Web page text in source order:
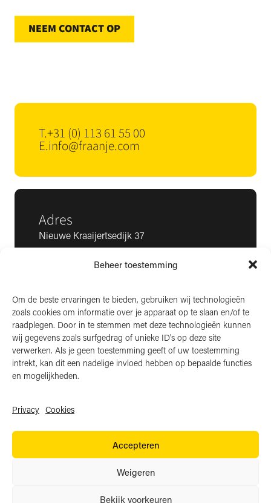
Beheer toestemming
Om de beste ervaringen te bieden, gebruiken wij technologieën
zoals cookies om informatie over je apparaat op te slaan en/of te
raadplegen. Door in te stemmen met deze technologieën kunnen
wij gegevens zoals surfgedrag of unieke ID's op deze site
verwerken. Als je geen toestemming geeft of uw toestemming
intrekt, kan dit een nadelige invloed hebben op bepaalde functies
en mogelijkheden.
Privacy Cookies
Accepteren
Weigeren
Bekijk voorkeuren
NEEM CONTACT OP
T.+31 (0) 113 61 55 00
E.info@fraanje.com
Adres
Nieuwe Kraaijertsedijk 37
4458 NK ’s-Heer Arendskerke
BTW: NL006850807
LinkedIn
Instagram
Facebook
Algemene voorwaarden
BlackDesk